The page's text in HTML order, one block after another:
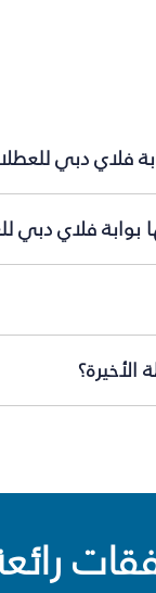
فلاي دبي
بوابة فلاي دبي